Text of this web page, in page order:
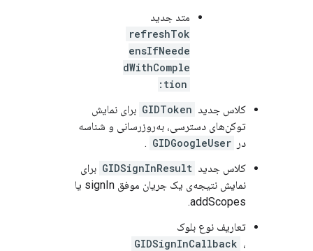
متد جدید
refreshTok
ensIfNeede
dWithComple
tion:
کلاس جدید GIDToken برای نمایش
توکن‌های دسترسی، به‌روزرسانی و شناسه
در GIDGoogleUser
.
کلاس جدید GIDSignInResult برای
نمایش نتیجه‌ی یک جریان موفق signIn یا
addScopes.
تعاریف نوع بلوک
GIDSignInCallback ،